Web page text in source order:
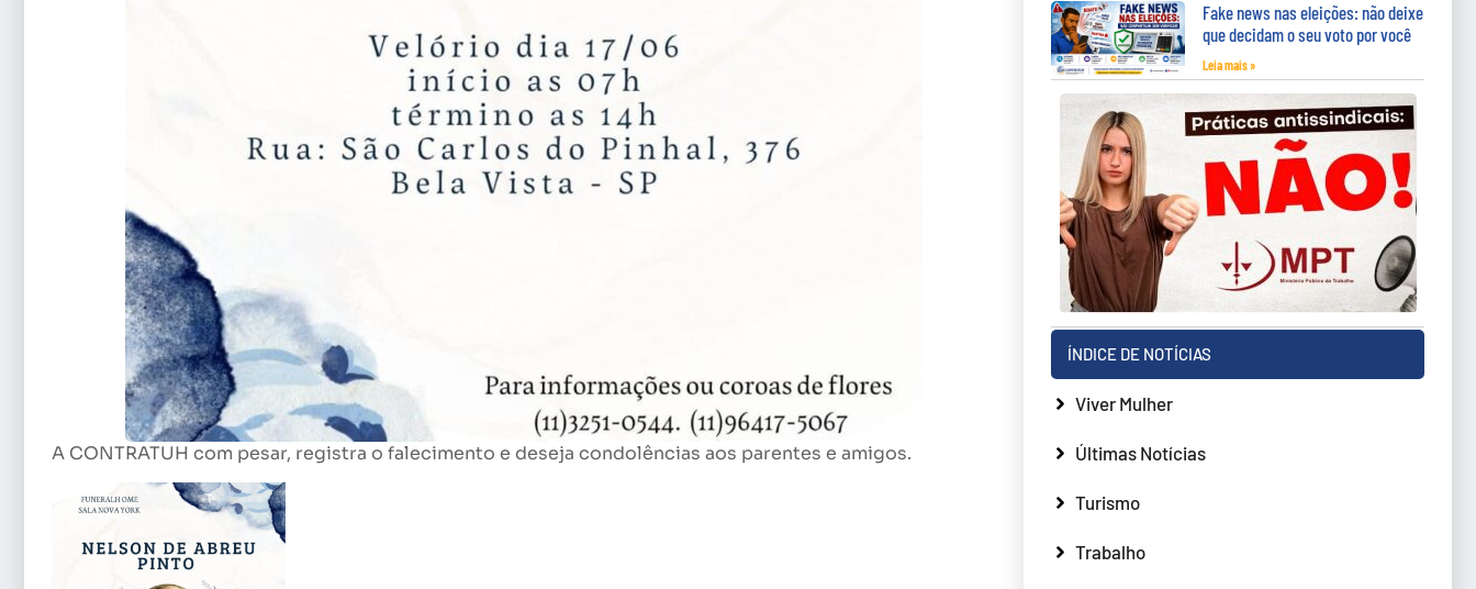
A CONTRATUH com pesar, registra o falecimento e deseja condolências aos parentes e amigos.
Fake news nas eleições: não deixe
que decidam o seu voto por você
Leia mais »
ÍNDICE DE NOTÍCIAS
Viver Mulher
Últimas Notícias
Turismo
Trabalho